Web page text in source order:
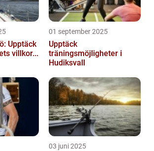
Upptäck
villkor...
01 september 2025
Upptäck
träningsmöjligheter i
Hudiksvall
03 juni 2025